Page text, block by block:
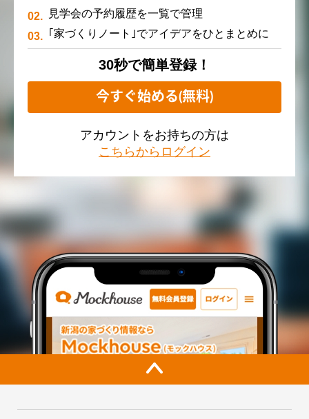
見学会の予約履歴を一覧で管理
｢家づくりノート｣でアイデアをひとまとめに
30秒で簡単登録！
今すぐ始める(無料)
アカウントをお持ちの方は
こちらからログイン